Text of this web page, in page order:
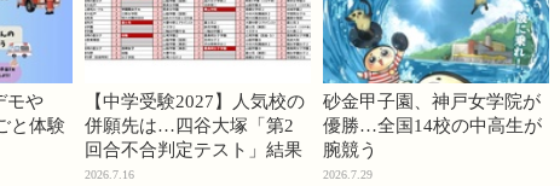
モや
と体験
【中学受験2027】人気校の
併願先は…四谷大塚「第2
回合不合判定テスト」結果
2026.7.16
砂金甲子園、神戸女学院が
優勝…全国14校の中高生が
腕競う
2026.7.29